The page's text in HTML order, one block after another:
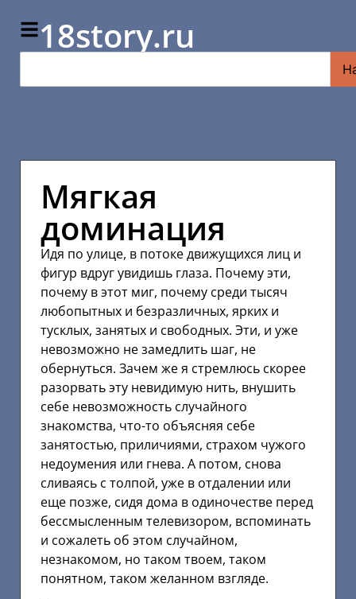
18story.ru
Мягкая
доминация
Идя по улице, в потоке движущихся лиц и
фигур вдруг увидишь глаза. Почему эти,
почему в этот миг, почему среди тысяч
любопытных и безразличных, ярких и
тусклых, занятых и свободных. Эти, и уже
невозможно не замедлить шаг, не
обернуться. Зачем же я стремлюсь скорее
разорвать эту невидимую нить, внушить
себе невозможность случайного
знакомства, что-то объясняя себе
занятостью, приличиями, страхом чужого
недоумения или гнева. А потом, снова
сливаясь с толпой, уже в отдалении или
еще позже, сидя дома в одиночестве перед
бессмысленным телевизором, вспоминать
и сожалеть об этом случайном,
незнакомом, но таком твоем, таком
понятном, таком желанном взгляде.